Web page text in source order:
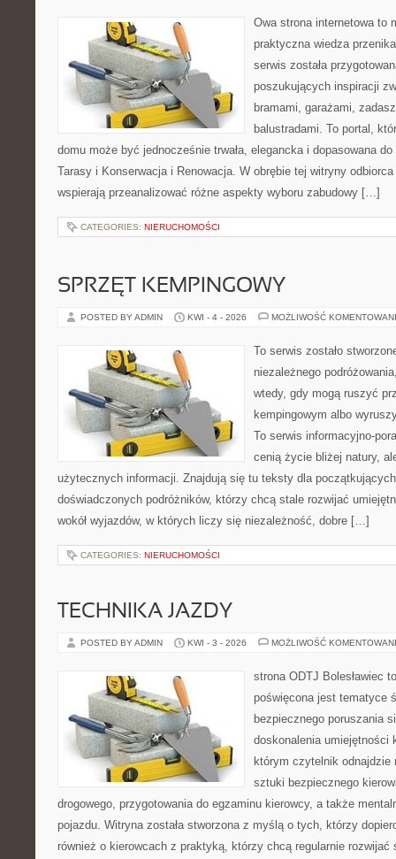
Owa strona internetowa to
praktyczna wiedza
serwis została
poszukujących inspiracji
bramami, garażami,
balustradami. To portal,
domu może być jednocześnie trwała, elegancka i dopasowana
Tarasy i Konserwacja i Renowacja. W obrębie tej witryny
wspierają przeanalizować różne aspekty wyboru zabudowy […]
CATEGORIES: NIERUCHOMOŚCI
SPRZĘT KEMPINGOWY
POSTED BY ADMIN KWI - 4 - 2026 MOŻLIWOŚĆ
To serwis zostało
niezależnego
wtedy, gdy mogą ruszyć
kempingowym albo
To serwis informacyjno-
cenią życie bliżej natury,
użytecznych informacji. Znajdują się tu teksty dla
doświadczonych podróżników, którzy chcą stale rozwijać
wokół wyjazdów, w których liczy się niezależność, dobre […]
CATEGORIES: NIERUCHOMOŚCI
TECHNIKA JAZDY
POSTED BY ADMIN KWI - 3 - 2026 MOŻLIWOŚĆ
strona ODTJ Bolesławiec
poświęcona jest tematyce
bezpiecznego poruszania
doskonalenia umiejętności
którym czytelnik odnajdzie
sztuki bezpiecznego
drogowego, przygotowania do egzaminu kierowcy, a także
pojazdu. Witryna została stworzona z myślą o tych, którzy
również o kierowcach z praktyką, którzy chcą regularnie